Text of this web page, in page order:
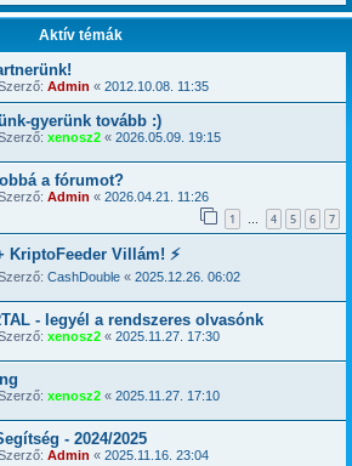
Aktív témák
Admin « 2012.10.08. 11:35
gyerünk tovább :)
xenosz2 « 2026.05.09. 19:15
a fórumot?
Admin « 2026.04.21. 11:26
1 … 4 5 6 7
KriptoFeeder Villám! ⚡
CashDouble « 2025.12.26. 06:02
- legyél a rendszeres olvasónk
xenosz2 « 2025.11.27. 17:30
xenosz2 « 2025.11.27. 17:10
- 2024/2025
Admin « 2025.11.16. 23:04